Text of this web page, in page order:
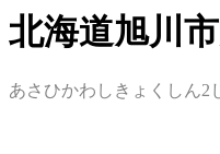
北海道旭川
あさひかわしきょくしん2